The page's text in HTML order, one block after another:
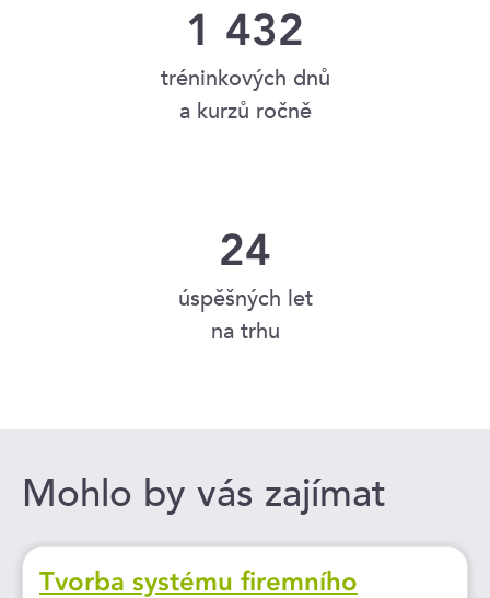
1 432
tréninkových dnů
a kurzů ročně
24
úspěšných let
na trhu
Mohlo by vás zajímat
Tvorba systému firemního